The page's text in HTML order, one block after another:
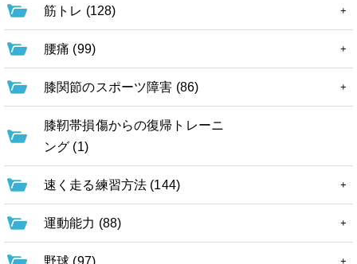
筋トレ (128)
腰痛 (99)
膝関節のスポーツ障害 (86)
膝靭帯損傷からの復帰トレーニ
ング (1)
速く走る練習方法 (144)
運動能力 (88)
野球 (97)